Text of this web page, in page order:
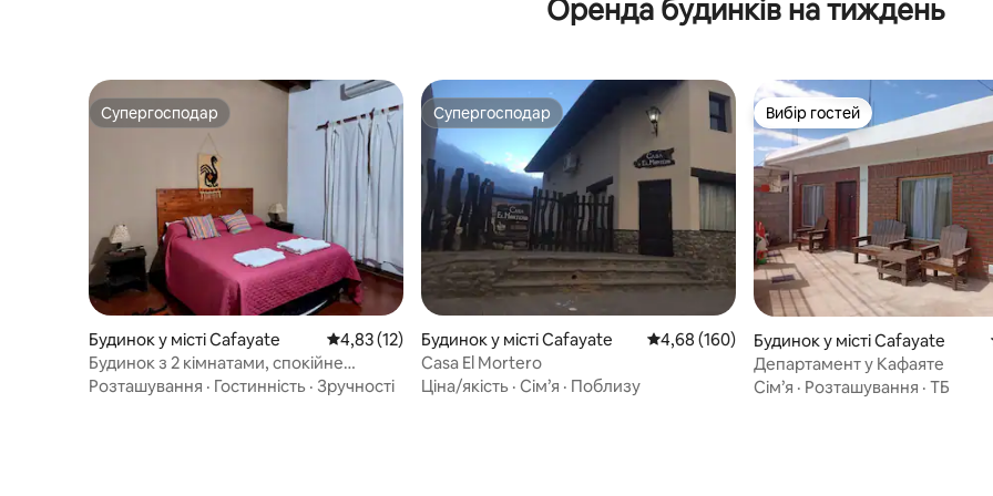
Оренда будинків на тиждень
Супергосподар
Супергосподар
Будинок у місті Cafayate Середня оцінка: 4,83 з 5, відгуки: 12
4,83 (12)
Будинок з 2 кімнатами, спокійне
перебування
Розташування · Гостинність · Зручності
Супергосподар
Супергосподар
Будинок у місті Cafayate Середня оцінка: 4,68 з 5, відгуки: 160
4,68 (160)
Casa El Mortero
Ціна/якість · Сім’я · Поблизу
Вибір гостей
Вибір гостей
Будинок у місті Cafayate
Департамент у Кафаяте
Сім’я · Розташування · ТБ